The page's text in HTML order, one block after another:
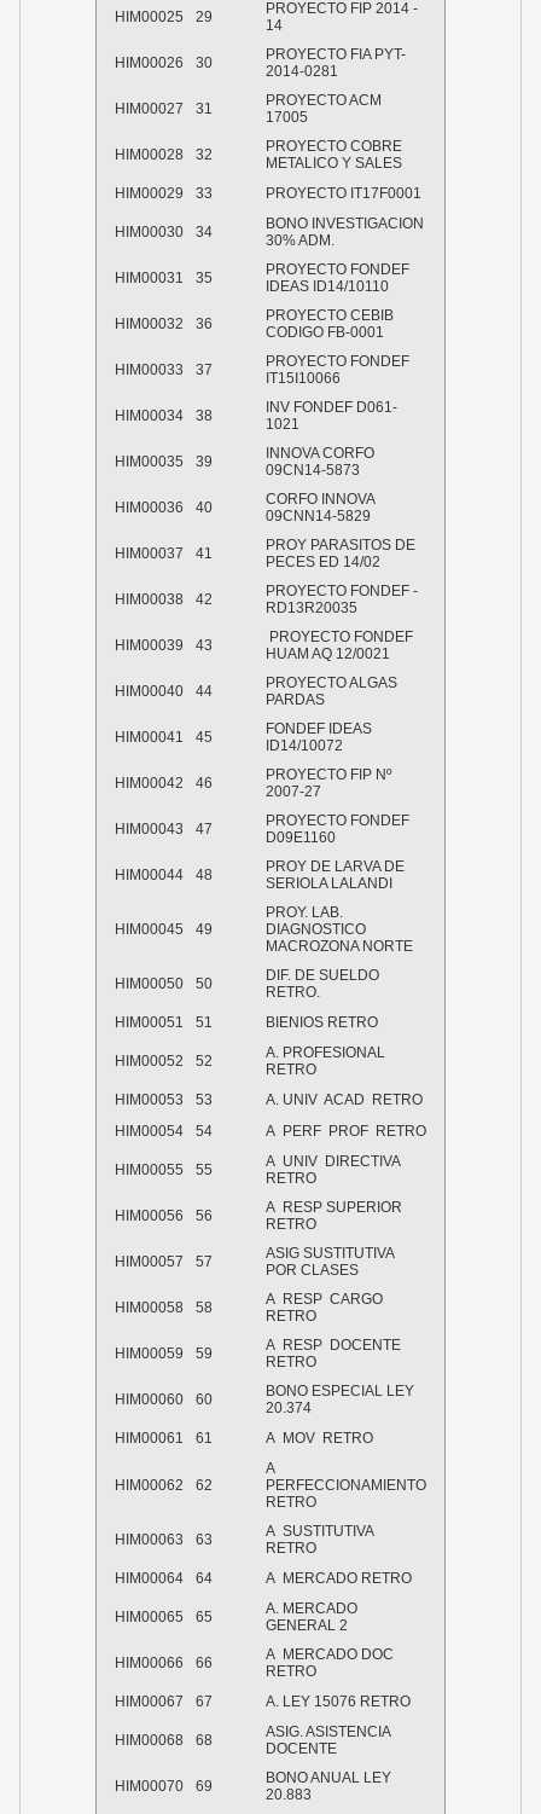
HIM00025 29
PROYECTO FIP 2014 -
14
HIM00026 30
PROYECTO FIA PYT-
2014-0281
HIM00027 31
PROYECTO ACM
17005
HIM00028 32
PROYECTO COBRE
METALICO Y SALES
HIM00029
33 PROYECTO IT17F0001
HIM00030 34
BONO INVESTIGACION
30% ADM.
HIM00031 35
PROYECTO FONDEF
IDEAS ID14/10110
HIM00032 36
PROYECTO CEBIB
CODIGO FB-0001
HIM00033 37
PROYECTO FONDEF
IT15I10066
HIM00034 38
INV FONDEF D061-
1021
HIM00035 39
INNOVA CORFO
09CN14-5873
HIM00036 40
CORFO INNOVA
09CNN14-5829
HIM00037 41
PROY PARASITOS DE
PECES ED 14/02
HIM00038 42
PROYECTO FONDEF -
RD13R20035
HIM00039 43
PROYECTO FONDEF
HUAM AQ 12/0021
HIM00040 44
PROYECTO ALGAS
PARDAS
HIM00041 45
FONDEF IDEAS
ID14/10072
HIM00042 46
PROYECTO FIP Nº
2007-27
HIM00043 47
PROYECTO FONDEF
D09E1160
HIM00044 48
PROY DE LARVA DE
SERIOLA LALANDI
HIM00045 49
PROY. LAB.
DIAGNOSTICO
MACROZONA NORTE
HIM00050 50
DIF. DE SUELDO
RETRO.
HIM00051
51 BIENIOS RETRO
HIM00052 52
A. PROFESIONAL
RETRO
HIM00053
53
A. UNIV ACAD RETRO
HIM00054
54 A PERF PROF RETRO
HIM00055 55
A UNIV DIRECTIVA
RETRO
HIM00056 56
A RESP SUPERIOR
RETRO
HIM00057 57
ASIG SUSTITUTIVA
POR CLASES
HIM00058 58
A RESP CARGO
RETRO
HIM00059 59
A RESP DOCENTE
RETRO
HIM00060 60
BONO ESPECIAL LEY
20.374
HIM00061
61 A MOV RETRO
HIM00062 62
A
PERFECCIONAMIENTO
RETRO
HIM00063 63
A SUSTITUTIVA
RETRO
HIM00064
64 A MERCADO RETRO
HIM00065 65
A. MERCADO
GENERAL 2
HIM00066 66
A MERCADO DOC
RETRO
HIM00067
67 A. LEY 15076 RETRO
HIM00068 68
ASIG. ASISTENCIA
DOCENTE
HIM00070 69
BONO ANUAL LEY
20.883